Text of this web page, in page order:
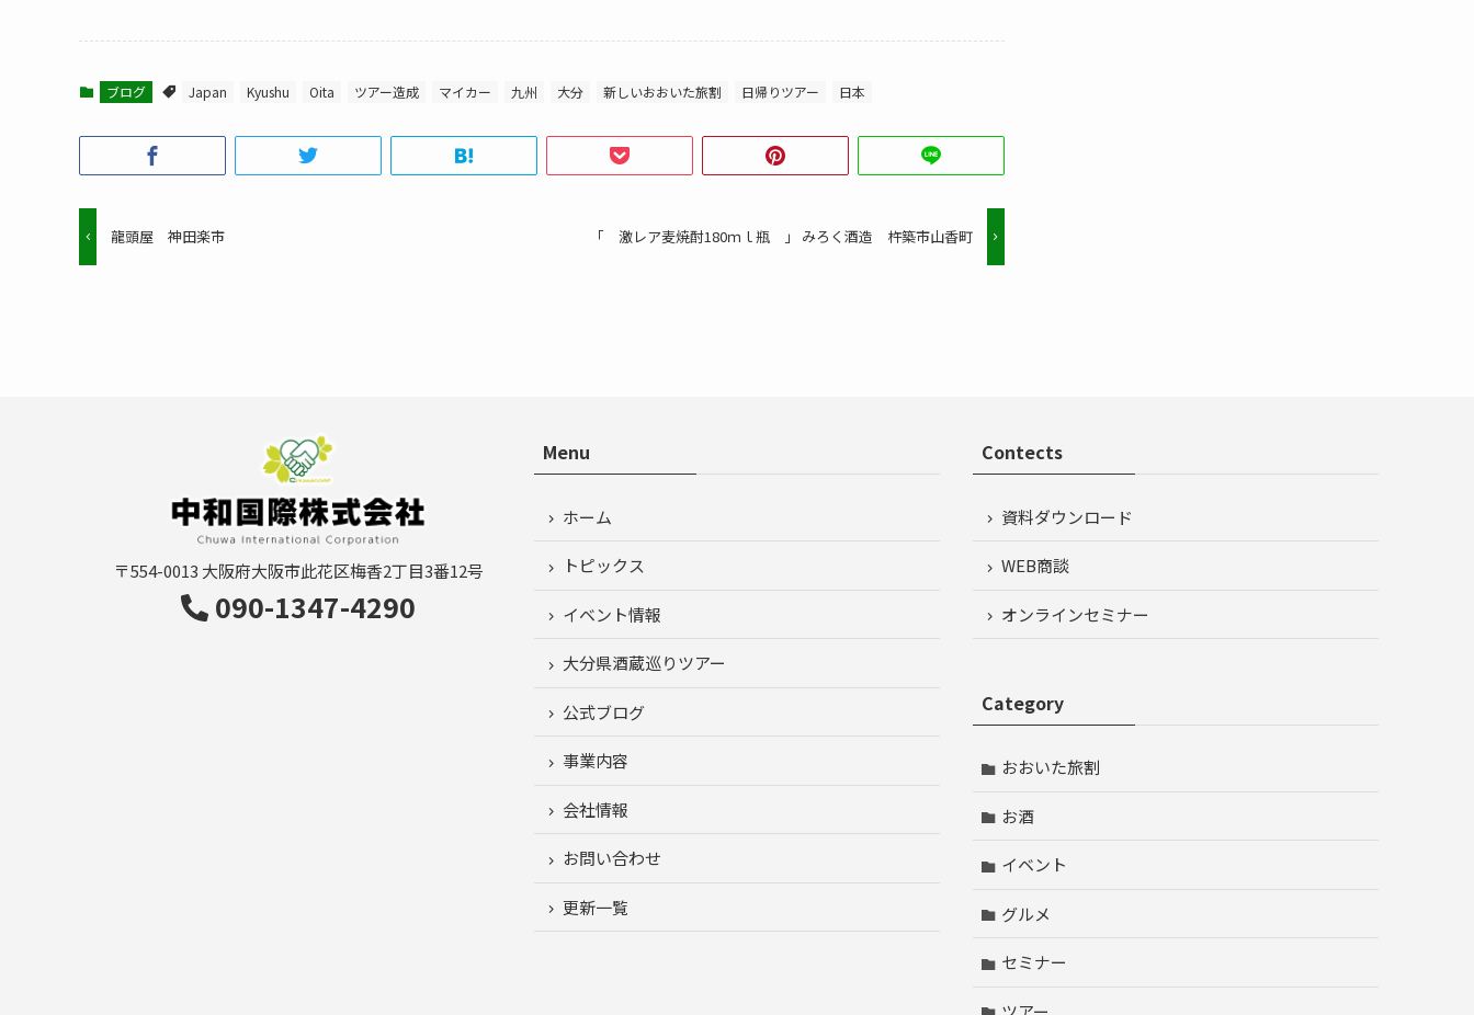
ブログ Japan Kyushu Oita ツアー造成 マイカー 九州 大分 新しいおおいた旅割 日帰りツアー 日本
龍頭屋 神田楽市 「 激レア麦焼酎180ｍｌ瓶 」 みろく酒造 杵築市山香町
〒554-0013 大阪府大阪市此花区梅香2丁目3番12号
090-1347-4290
Menu
ホーム
トピックス
イベント情報
大分県酒蔵巡りツアー
公式ブログ
事業内容
会社情報
お問い合わせ
更新一覧
Contects
資料ダウンロード
WEB商談
オンラインセミナー
Category
おおいた旅割
お酒
イベント
グルメ
セミナー